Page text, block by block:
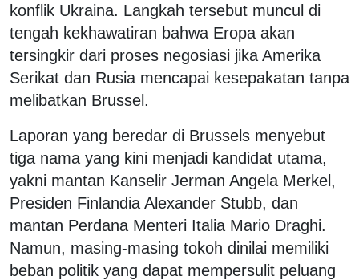
konflik Ukraina. Langkah tersebut muncul di
tengah kekhawatiran bahwa Eropa akan
tersingkir dari proses negosiasi jika Amerika
Serikat dan Rusia mencapai kesepakatan tanpa
melibatkan Brussel.
Laporan yang beredar di Brussels menyebut
tiga nama yang kini menjadi kandidat utama,
yakni mantan Kanselir Jerman Angela Merkel,
Presiden Finlandia Alexander Stubb, dan
mantan Perdana Menteri Italia Mario Draghi.
Namun, masing-masing tokoh dinilai memiliki
beban politik yang dapat mempersulit peluang